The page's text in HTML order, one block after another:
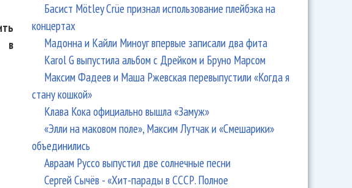
в
Басист Mötley Crüe признал использование плейбэка на
концертах
Мадонна и Кайли Миноуг впервые записали два фита
Karol G выпустила альбом с Дрейком и Бруно Марсом
Максим Фадеев и Маша Ржевская перевыпустили «Когда я
стану кошкой»
Клава Кока официально вышла «Замуж»
«Элли на маковом поле», Максим Лутчак и «Смешарики»
объединились
Авраам Руссо выпустил две солнечные песни
Сергей Сычёв - «Хит-парады в СССР. Полное